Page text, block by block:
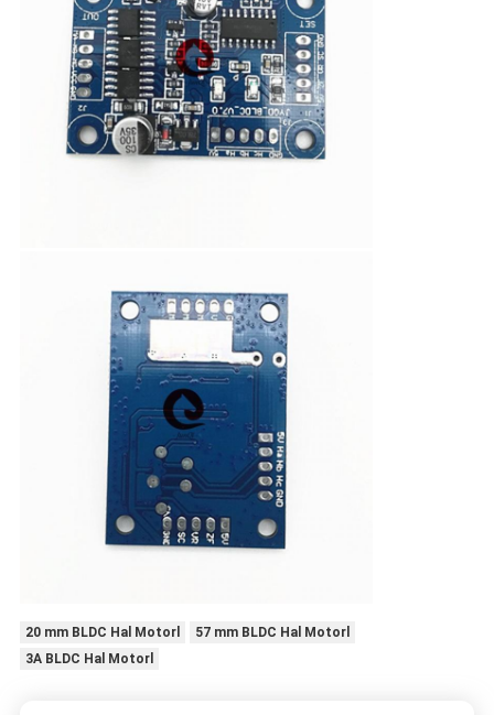
20 mm BLDC Hal Motorl
57 mm BLDC Hal Motorl
3A BLDC Hal Motorl